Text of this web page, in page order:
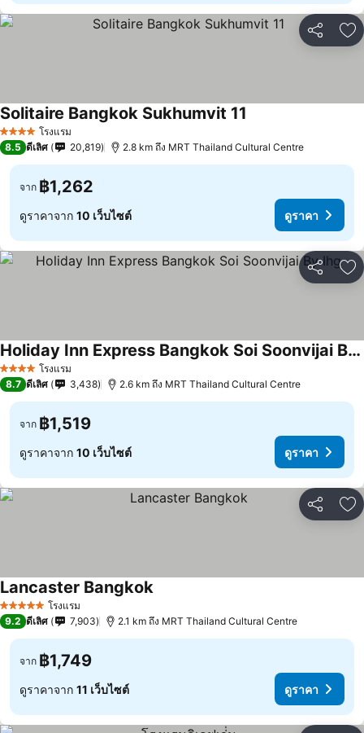
แชร์ เ
4 ดาว โรงแรม
Solitaire Bangkok Sukhumvit 11
8.5 ดีเลิศ 20,819 2.8 km ถึง MRT Thailand Cultural Centre
จาก ฿1,262
ดูราคาจาก 10 เว็บไซต์ ดูราคา
แชร์ เ
4 ดาว โรงแรม
Holiday Inn Express Bangkok Soi Soonvijai By Ihg
8.7 ดีเลิศ 3,438 2.6 km ถึง MRT Thailand Cultural Centre
จาก ฿1,519
ดูราคาจาก 10 เว็บไซต์ ดูราคา
แชร์ เ
5 ดาว โรงแรม
Lancaster Bangkok
9.2 ดีเลิศ 7,903 2.1 km ถึง MRT Thailand Cultural Centre
จาก ฿1,749
ดูราคาจาก 11 เว็บไซต์ ดูราคา